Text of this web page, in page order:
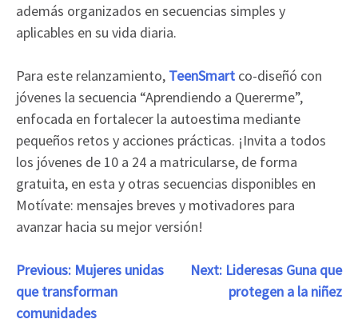
además organizados en secuencias simples y
aplicables en su vida diaria.
Para este relanzamiento, TeenSmart co-diseñó con
jóvenes la secuencia “Aprendiendo a Quererme”,
enfocada en fortalecer la autoestima mediante
pequeños retos y acciones prácticas. ¡Invita a todos
los jóvenes de 10 a 24 a matricularse, de forma
gratuita, en esta y otras secuencias disponibles en
Motívate: mensajes breves y motivadores para
avanzar hacia su mejor versión!
Navegación
de
entradas
Previous: Mujeres unidas
que transforman
comunidades
Next: Lideresas Guna que
protegen a la niñez